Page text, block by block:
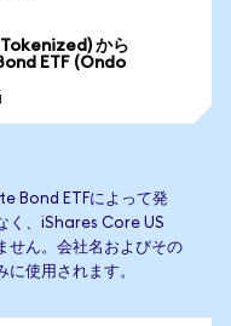
から
ETF (Ondo
Bond ETFによって発
く、iShares Core US
ん。会社名およびその
使用されます。